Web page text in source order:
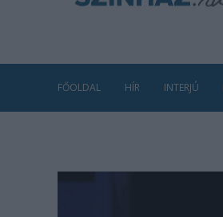
FŐOLDAL HÍR INTERJÚ